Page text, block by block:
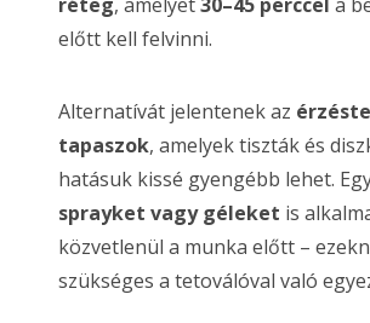
előtt kell felvinni.
Alternatívát jelentenek az
tapaszok, amelyek tiszták és
hatásuk kissé gyengébb lehet.
sprayket vagy géleket is
közvetlenül a munka előtt –
szükséges a tetoválóval való